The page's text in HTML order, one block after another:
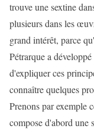
trouve une sextine
plusieurs dans les
grand intérêt, parce
Pétrarque a
d'expliquer ces
connaître quelques
Prenons par exemple
compose d'abord une